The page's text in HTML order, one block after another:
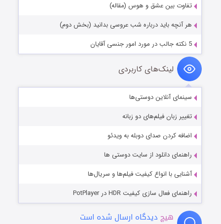
تفاوت بین عشق و هوس (مقاله)
هر آنچه باید درباره شب عروسی بدانید (بخش دوم)
5 نکته جالب در مورد امور جنسی آقایان
لینک‌های کاربردی
سینمای آنلاین دوستی‌ها
تغییر زبان فیلم‌های دو زبانه
اضافه کردن صدای دوبله به ویدئو
راهنمای دانلود از سایت دوستی ها
آشنایی با انواع کیفیت فیلم‌ها و سریال‌ها
راهنمای فعال سازی کیفیت HDR در PotPlayer
هیچ دیدگاه ارسال شده است